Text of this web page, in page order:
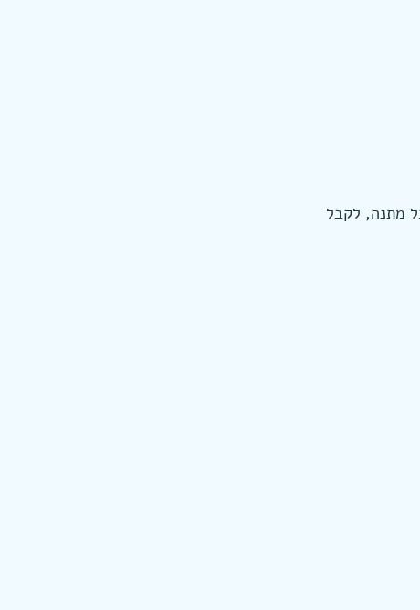
מתנה, לקבל